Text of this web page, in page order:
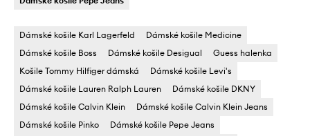
Dámské košile Karl Lagerfeld
Dámské košile Medicine
Dámské košile Boss
Dámské košile Desigual
Guess halenka
Košile Tommy Hilfiger dámská
Dámské košile Levi's
Dámské košile Lauren Ralph Lauren
Dámské košile DKNY
Dámské košile Calvin Klein
Dámské košile Calvin Klein Jeans
Dámské košile Pinko
Dámské košile Pepe Jeans